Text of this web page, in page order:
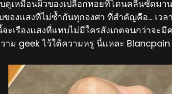
ดูเหมือนผิวของเปลือกหอยที่โดนคลื่นซัดม
ของแสงที่ไม่ซ้ำกันทุกองศา ที่สำคัญคือ… เว
จะเรืองแสงที่แทบไม่มีใครสังเกตจนกว่าจะ
าม geek ไว้ใต้ความหรู นี่แหละ